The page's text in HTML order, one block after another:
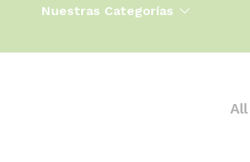
Nuestras Categorías
All